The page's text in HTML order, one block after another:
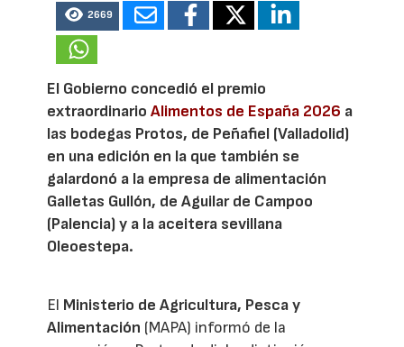
2669
El Gobierno concedió el premio
extraordinarioAlimentos de España 2026 a
las bodegas Protos, de Peñafiel (Valladolid)
en una edición en la que también se
galardonó a la empresa de alimentación
Galletas Gullón, de Aguilar de Campoo
(Palencia) y a la aceitera sevillana
Oleoestepa.
El Ministerio de Agricultura, Pesca y
Alimentación (MAPA) informó de la